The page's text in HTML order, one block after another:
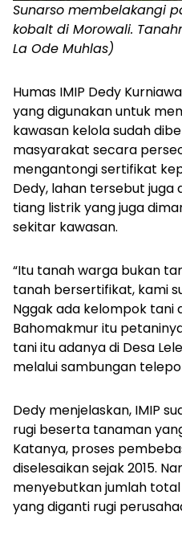
Sunarso membelakangi
kobalt di Morowali.
La Ode Muhlas)
Humas IMIP Dedy
yang digunakan untuk
kawasan kelola sudah
masyarakat secara
mengantongi sertifikat
Dedy, lahan tersebut juga
tiang listrik yang juga
sekitar kawasan.
“Itu tanah warga bukan
tanah bersertifikat, kami
Nggak ada kelompok tani
Bahomakmur itu
tani itu adanya di Desa
melalui sambungan
Dedy menjelaskan, IMIP
rugi beserta tanaman
Katanya, proses
diselesaikan sejak 2015.
menyebutkan jumlah
yang diganti rugi